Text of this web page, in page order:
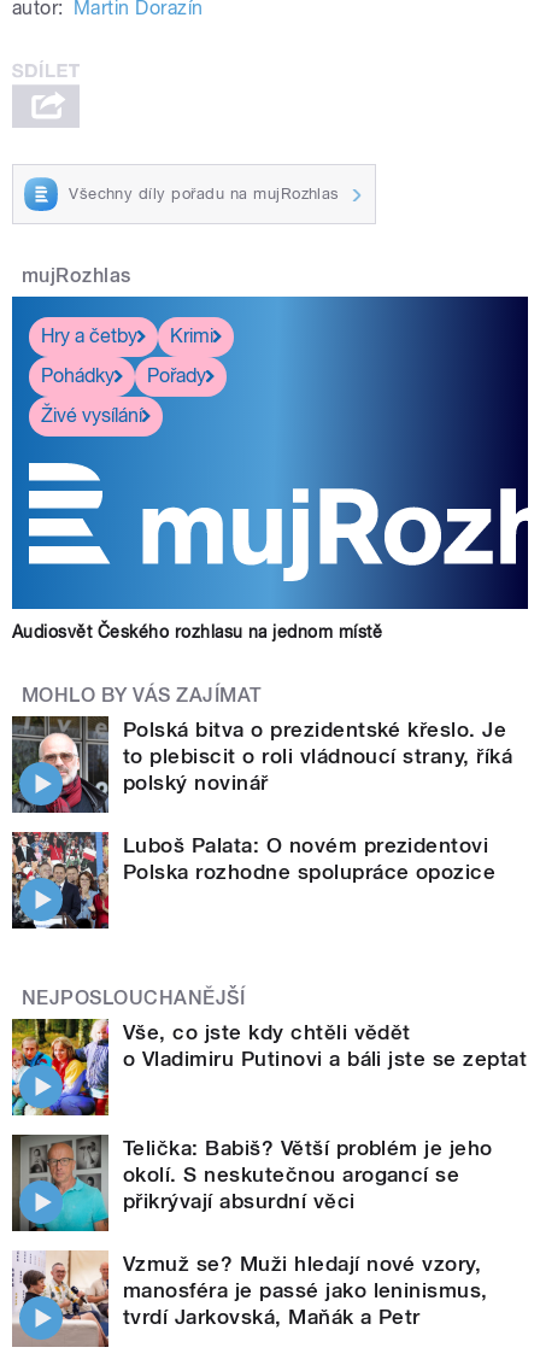
autor: Martin Dorazín
Všechny díly pořadu na mujRozhlas
mujRozhlas
Hry a četby
Krimi
Pohádky
Pořady
Živé vysílání
Audiosvět Českého rozhlasu na jednom místě
MOHLO BY VÁS ZAJÍMAT
Polská bitva o prezidentské křeslo. Je
to plebiscit o roli vládnoucí strany, říká
polský novinář
Luboš Palata: O novém prezidentovi
Polska rozhodne spolupráce opozice
NEJPOSLOUCHANĚJŠÍ
Vše, co jste kdy chtěli vědět
o Vladimiru Putinovi a báli jste se zeptat
Telička: Babiš? Větší problém je jeho
okolí. S neskutečnou arogancí se
přikrývají absurdní věci
Vzmuž se? Muži hledají nové vzory,
manosféra je passé jako leninismus,
tvrdí Jarkovská, Maňák a Petr